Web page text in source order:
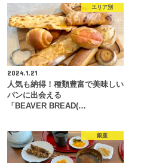
エリア別
2024.1.21
人気も納得！種類豊富で美味しい
パンに出会える
「BEAVER BREAD(…
銀座